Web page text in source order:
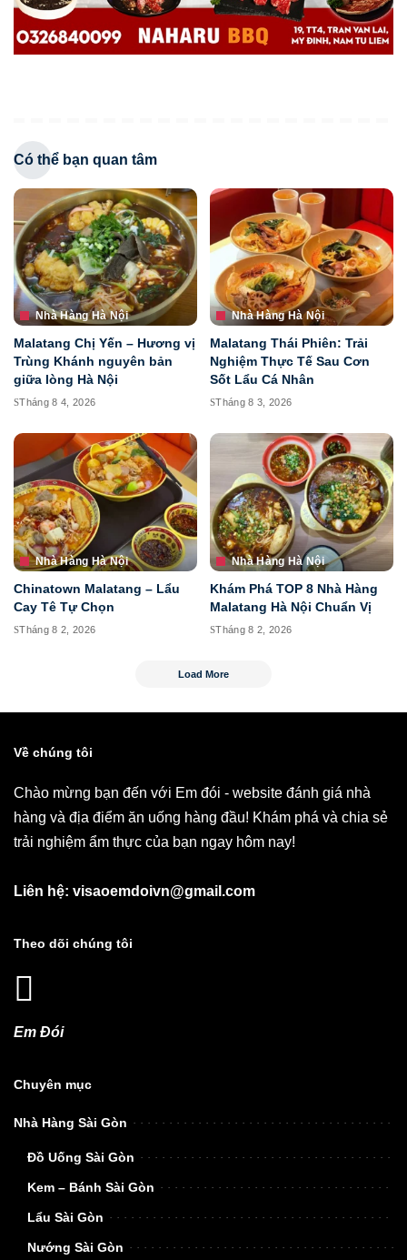
Có thể bạn quan tâm
Nhà Hàng Hà Nội
Malatang Chị Yến – Hương vị
Trùng Khánh nguyên bản
giữa lòng Hà Nội
Tháng 8 4, 2026
Nhà Hàng Hà Nội
Malatang Thái Phiên: Trải
Nghiệm Thực Tế Sau Cơn
Sốt Lẩu Cá Nhân
Tháng 8 3, 2026
Nhà Hàng Hà Nội
Chinatown Malatang – Lẩu
Cay Tê Tự Chọn
Tháng 8 2, 2026
Nhà Hàng Hà Nội
Khám Phá TOP 8 Nhà Hàng
Malatang Hà Nội Chuẩn Vị
Tháng 8 2, 2026
Load More
Về chúng tôi
Chào mừng bạn đến với Em đói - website đánh giá nhà
hàng và địa điểm ăn uống hàng đầu! Khám phá và chia sẻ
trải nghiệm ẩm thực của bạn ngay hôm nay!
Liên hệ: visaoemdoivn@gmail.com
Theo dõi chúng tôi
Em Đói
Chuyên mục
Nhà Hàng Sài Gòn
Đồ Uống Sài Gòn
Kem – Bánh Sài Gòn
Lẩu Sài Gòn
Nướng Sài Gòn